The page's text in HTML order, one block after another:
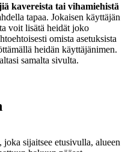
kavereista tai vihamiehistä
tapaa. Jokaisen käyttäjän
voit lisätä heidät joko
omista asetuksista
heidän käyttäjänimen.
samalta sivulta.
sijaitsee etusivulla, alueen